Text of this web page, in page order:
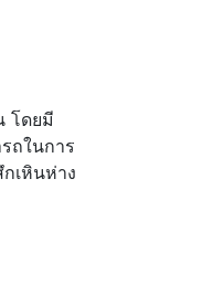
โดยมี
ถในการ
เหินห่าง